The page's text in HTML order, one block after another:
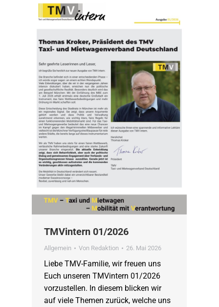
TMVintern 01/2026
Allgemein Von Redaktion 26. Mai 2026
Liebe TMV-Familie, wir freuen uns
Euch unseren TMVintern 01/2026
vorzustellen. In diesem blicken wir
auf viele Themen zurück, welche uns